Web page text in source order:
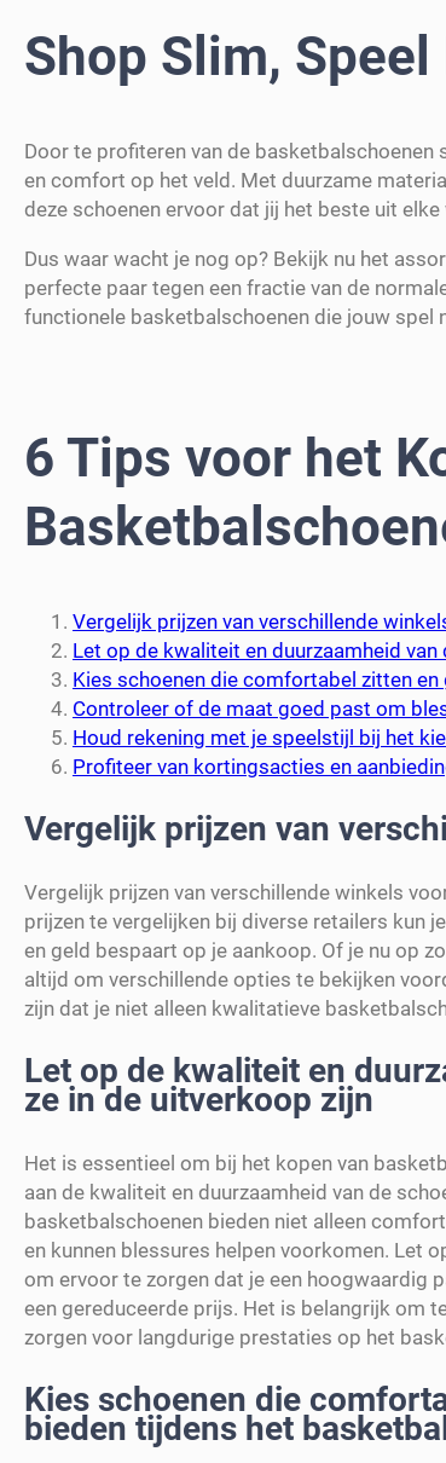
Shop Slim, Speel
Door te profiteren van de basketbalschoenen
en comfort op het veld. Met duurzame
deze schoenen ervoor dat jij het beste uit
Dus waar wacht je nog op? Bekijk nu het
perfecte paar tegen een fractie van de
functionele basketbalschoenen die jouw spel
6 Tips voor het
Vergelijk prijzen van verschillende
Let op de kwaliteit en duurzaamheid
Kies schoenen die comfortabel zitten
Controleer of de maat goed past om
Houd rekening met je speelstijl bij het
Profiteer van kortingsacties en
Vergelijk prijzen van
Vergelijk prijzen van verschillende winkels
prijzen te vergelijken bij diverse retailers kun
en geld bespaart op je aankoop. Of je nu op
altijd om verschillende opties te bekijken
zijn dat je niet alleen kwalitatieve
Let op de kwaliteit en
ze in de uitverkoop zijn
Het is essentieel om bij het kopen van
aan de kwaliteit en duurzaamheid van de
basketbalschoenen bieden niet alleen
en kunnen blessures helpen voorkomen. Let
om ervoor te zorgen dat je een hoogwaardig
een gereduceerde prijs. Het is belangrijk om
zorgen voor langdurige prestaties op het
Kies schoenen die
bieden tijdens het